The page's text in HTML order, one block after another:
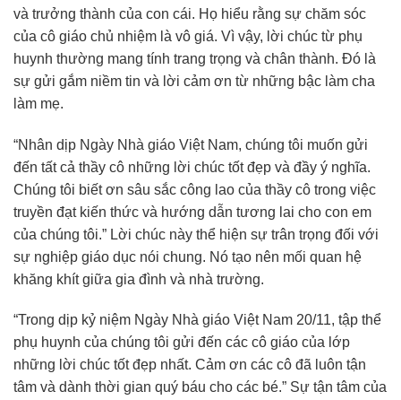
và trưởng thành của con cái. Họ hiểu rằng sự chăm sóc
của cô giáo chủ nhiệm là vô giá. Vì vậy, lời chúc từ phụ
huynh thường mang tính trang trọng và chân thành. Đó là
sự gửi gắm niềm tin và lời cảm ơn từ những bậc làm cha
làm mẹ.
“Nhân dịp Ngày Nhà giáo Việt Nam, chúng tôi muốn gửi
đến tất cả thầy cô những lời chúc tốt đẹp và đầy ý nghĩa.
Chúng tôi biết ơn sâu sắc công lao của thầy cô trong việc
truyền đạt kiến thức và hướng dẫn tương lai cho con em
của chúng tôi.” Lời chúc này thể hiện sự trân trọng đối với
sự nghiệp giáo dục nói chung. Nó tạo nên mối quan hệ
khăng khít giữa gia đình và nhà trường.
“Trong dịp kỷ niệm Ngày Nhà giáo Việt Nam 20/11, tập thể
phụ huynh của chúng tôi gửi đến các cô giáo của lớp
những lời chúc tốt đẹp nhất. Cảm ơn các cô đã luôn tận
tâm và dành thời gian quý báu cho các bé.” Sự tận tâm của